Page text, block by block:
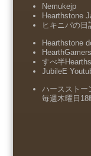
Nemukejp
Hearthstone
ヒキニパの日
Hearthstone
HearthGamers
すべ半
JubileE
ハースストー
毎週木曜日18